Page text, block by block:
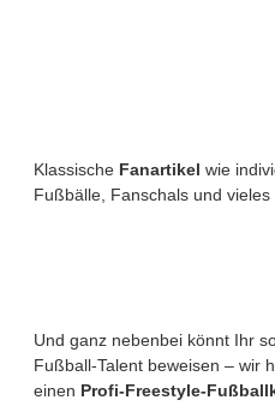
Klassische Fanartikel wie
Fußbälle, Fanschals und vieles
Und ganz nebenbei könnt Ihr
Fußball-Talent beweisen – wir
einen Profi-Freestyle-